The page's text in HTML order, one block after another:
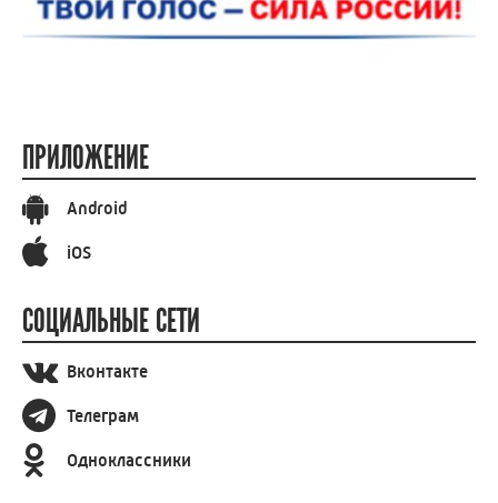
ПРИЛОЖЕНИЕ
Android
iOS
СОЦИАЛЬНЫЕ СЕТИ
Вконтакте
Телеграм
Одноклассники